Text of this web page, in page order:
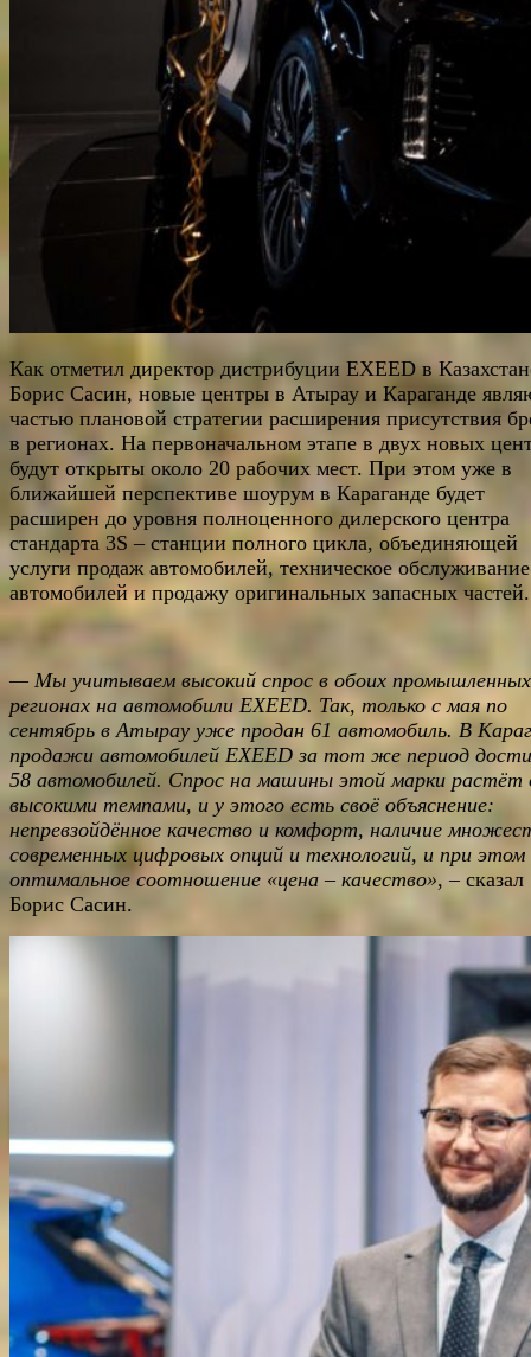
Как отметил директор дистрибуции EXEED в
Борис Сасин, новые центры в Атырау и Караганде
частью плановой стратегии расширения присутствия
в регионах. На первоначальном этапе в двух новых
будут открыты около 20 рабочих мест. При этом уже в
ближайшей перспективе шоурум в Караганде будет
расширен до уровня полноценного дилерского центра
стандарта 3S – станции полного цикла, объединяющей
услуги продаж автомобилей, техническое обслуживание
автомобилей и продажу оригинальных запасных частей.
— Мы учитываем высокий спрос в обоих промышленных
регионах на автомобили EXEED. Так, только с мая по
сентябрь в Атырау уже продан 61 автомобиль. В
продажи автомобилей EXEED за тот же период
58 автомобилей. Спрос на машины этой марки растёт
высокими темпами, и у этого есть своё объяснение:
непревзойдённое качество и комфорт, наличие
современных цифровых опций и технологий, и при этом
оптимальное соотношение «цена – качество», – сказал
Борис Сасин.